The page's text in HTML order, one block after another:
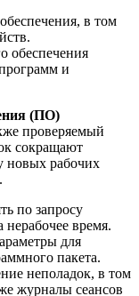
в том
обеспечения
и
(ПО)
проверяемый
сокращают
новых рабочих
по запросу
нерабочее время.
для
пакета.
неполадок, в том
журналы сеансов